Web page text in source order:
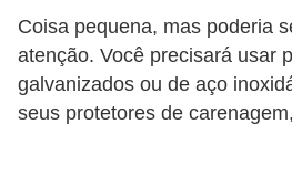
Coisa pequena, mas poderia
atenção. Você precisará usar
galvanizados ou de aço
seus protetores de
í
c